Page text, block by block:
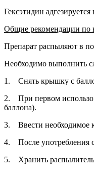
Гексэтидин
Общие рекомендации по
Препарат распыляют в
Необходимо выполнить
1. Снять крышку с
2. При первом
баллона).
3. Ввести необходимое
4. После употребления
5. Хранить распылитель